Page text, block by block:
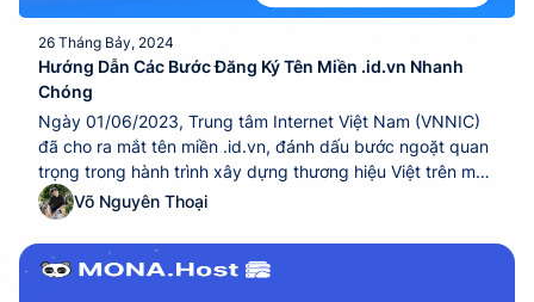
26 Tháng Bảy, 2024
Hướng Dẫn Các Bước Đăng Ký Tên Miền .id.vn Nhanh
Chóng
Ngày 01/06/2023, Trung tâm Internet Việt Nam (VNNIC)
đã cho ra mắt tên miền .id.vn, đánh dấu bước ngoặt quan
trọng trong hành trình xây dựng thương hiệu Việt trên môi
trường mạng. Giờ đây, việc sở hữu domain này là cách
không thể tuyệt vời hơn để doanh nghiệp tăng cường độ
nhận diện...
Võ Nguyên Thoại